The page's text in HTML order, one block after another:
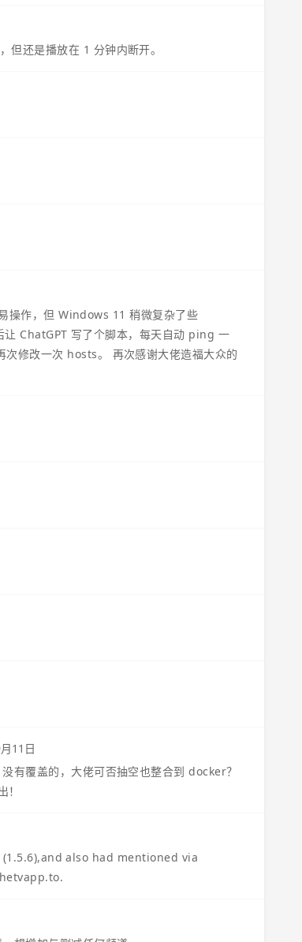
但还是播放在 1 分钟内断开。
操作，但 Windows 11 稍微复杂了些
让 ChatGPT 写了个脚本，每天自动 ping 一
修改一次 hosts。 再次感谢大佬造福大众的
11日
有覆盖的，大佬可否抽空也整合到 docker？
also had mentioned via